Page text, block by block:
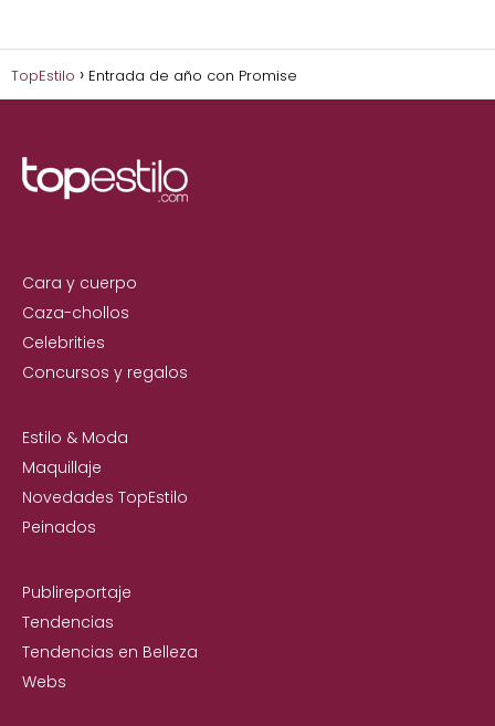
TopEstilo Entrada de año con Promise
Cara y cuerpo
Caza-chollos
Celebrities
Concursos y regalos
Estilo & Moda
Maquillaje
Novedades TopEstilo
Peinados
Publireportaje
Tendencias
Tendencias en Belleza
Webs